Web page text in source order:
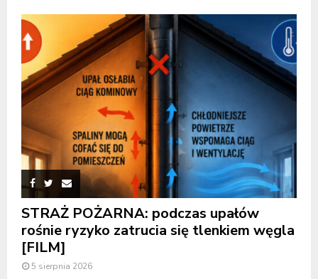
STRAŻ POŻARNA: podczas upałów
rośnie ryzyko zatrucia się tlenkiem węgla
[FILM]
5 sierpnia 2026